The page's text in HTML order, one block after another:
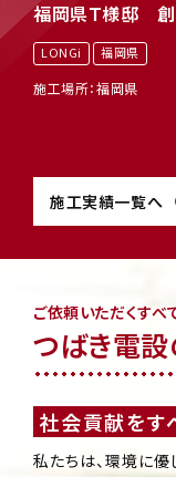
LONGi 福岡県
施工場所：福岡県
つばき電
社会貢献をす
私たちは、環境に
の世代へ繋いでいく